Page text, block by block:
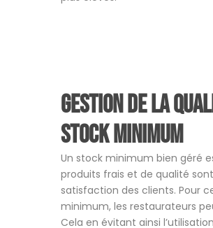
Gestion de la
stock minimum
Un stock minimum bien géré
produits frais et de qualité
satisfaction des clients. Pour
minimum, les restaurateurs
Cela en évitant ainsi